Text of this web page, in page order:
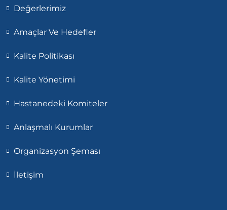
Değerlerimiz
Amaçlar Ve Hedefler
Kalite Politikası
Kalite Yönetimi
Hastanedeki Komiteler
Anlaşmalı Kurumlar
Organizasyon Şeması
İletişim